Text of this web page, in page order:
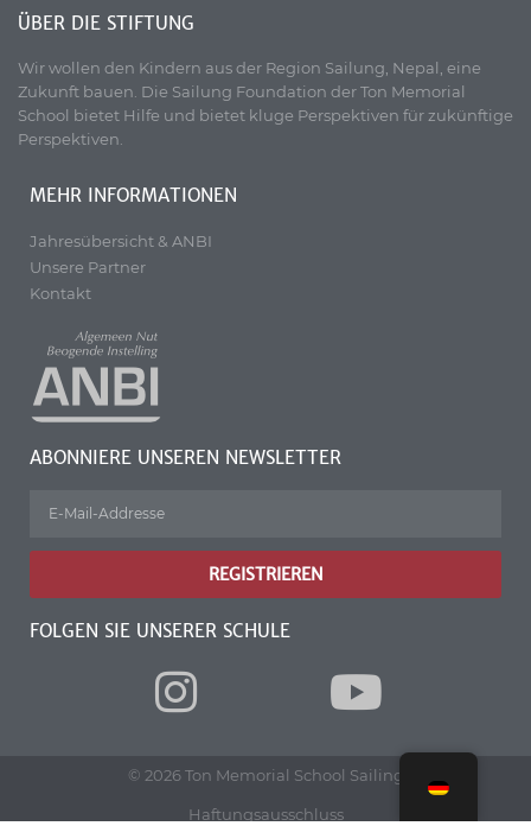
ÜBER DIE STIFTUNG
Wir wollen den Kindern aus der Region Sailung, Nepal, eine
Zukunft bauen. Die Sailung Foundation der Ton Memorial
School bietet Hilfe und bietet kluge Perspektiven für zukünftige
Perspektiven.
MEHR INFORMATIONEN
Jahresübersicht & ANBI
Unsere Partner
Kontakt
ABONNIERE UNSEREN NEWSLETTER
REGISTRIEREN
FOLGEN SIE UNSERER SCHULE
© 2026 Ton Memorial School Sailing
Haftungsausschluss